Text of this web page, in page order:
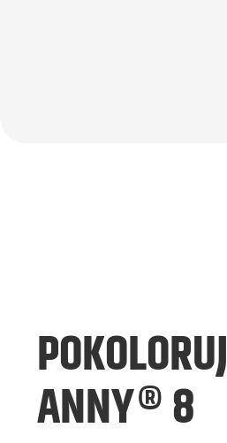
POKOLORUJ
ANNY® 8